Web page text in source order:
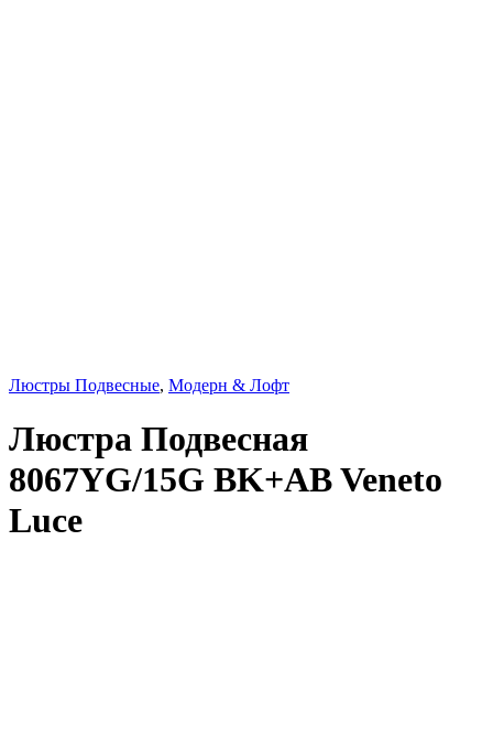
Люстры Подвесные, Модерн & Лофт
Люстра Подвесная
8067YG/15G BK+AB Veneto
Luce